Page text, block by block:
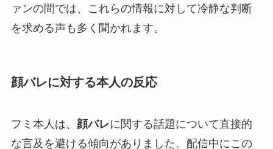
ァンの間では、これらの情報に対して冷静な判断
を求める声も多く聞かれます。
顔バレに対する本人の反応
フミ本人は、 顔バレに関する話題について直接的
な言及を避ける傾向がありました。配信中にこの